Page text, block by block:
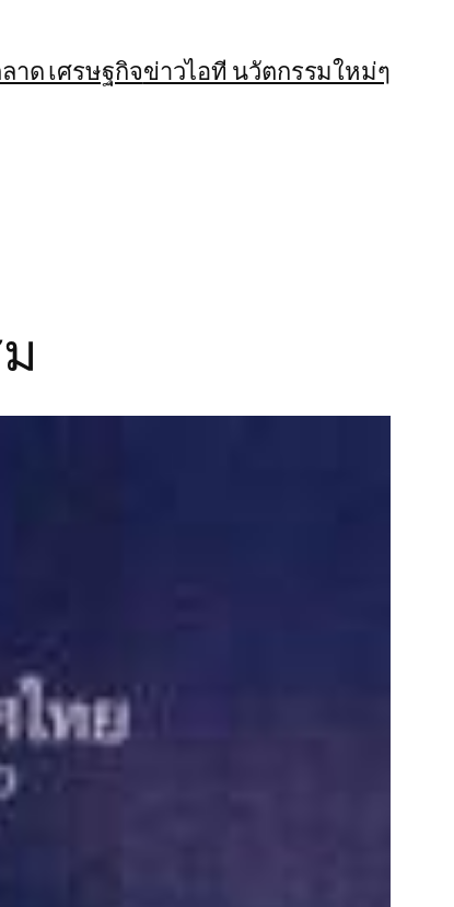
าด เศรษฐกิจข่าวไอที นวัตกรรมใหม่ๆ